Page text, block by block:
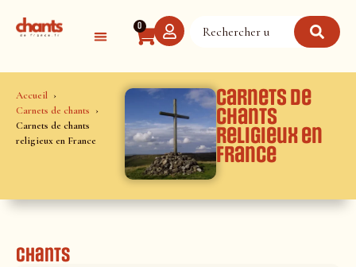
0
Accueil
Carnets de chants
Carnets de chants
religieux en France
Carnets de
chants
religieux en
France
Chants